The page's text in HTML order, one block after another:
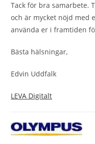
Tack för bra samarbete.
och är mycket nöjd med
använda er i framtiden
Bästa hälsningar,
Edvin Uddfalk
LEVA Digitalt